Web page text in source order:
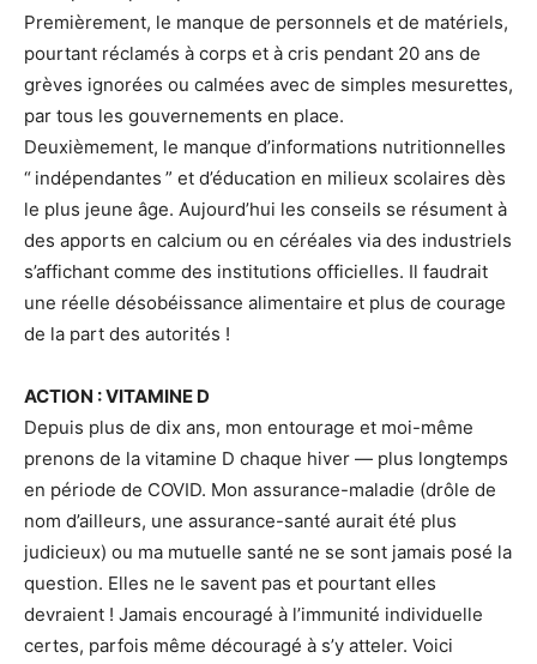
Premièrement, le manque de personnels et de matériels,
pourtant réclamés à corps et à cris pendant 20 ans de
grèves ignorées ou calmées avec de simples mesurettes,
par tous les gouvernements en place.
Deuxièmement, le manque d’informations nutritionnelles
“ indépendantes ” et d’éducation en milieux scolaires dès
le plus jeune âge. Aujourd’hui les conseils se résument à
des apports en calcium ou en céréales via des industriels
s’affichant comme des institutions officielles. Il faudrait
une réelle désobéissance alimentaire et plus de courage
de la part des autorités !
ACTION : VITAMINE D
Depuis plus de dix ans, mon entourage et moi-même
prenons de la vitamine D chaque hiver — plus longtemps
en période de COVID. Mon assurance-maladie (drôle de
nom d’ailleurs, une assurance-santé aurait été plus
judicieux) ou ma mutuelle santé ne se sont jamais posé la
question. Elles ne le savent pas et pourtant elles
devraient ! Jamais encouragé à l’immunité individuelle
certes, parfois même découragé à s’y atteler. Voici